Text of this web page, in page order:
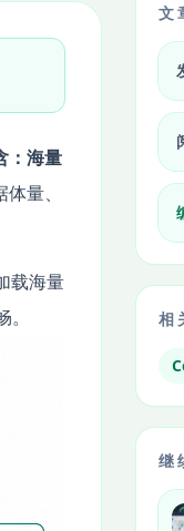
：海量
量、
载海量
文
相
继